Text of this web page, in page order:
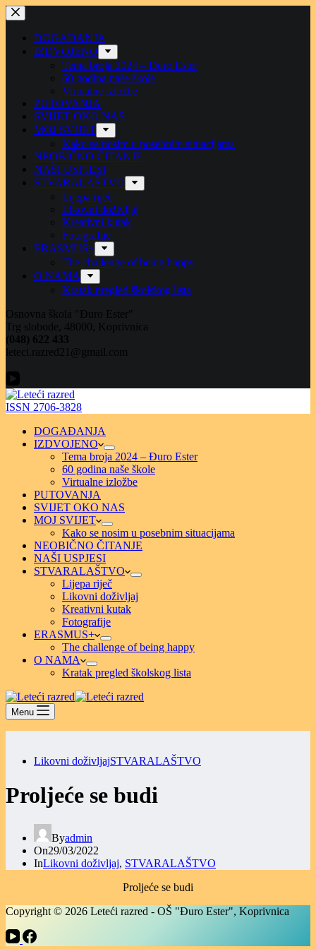
Preskoči
na
sadržajDOGAĐANJA
IZDVOJENO
Tema broja 2024 – Đuro Ester
60 godina naše škole
Virtualne izložbe
PUTOVANJA
SVIJET OKO NAS
MOJ SVIJET
Kako se nosim u posebnim situacijama
NEOBIČNO ČITANJE
NAŠI USPJESI
STVARALAŠTVO
Lijepa riječ
Likovni doživljaj
Kreativni kutak
Fotografije
ERASMUS+
The challenge of being happy
O NAMA
Kratak pregled školskog lista
Osnovna škola "Đuro Ester"
Trg slobode, 48000, Koprivnica
(048) 622 433
leteci.razred21@gmail.com
ISSN 2706-3828
DOGAĐANJA
IZDVOJENO
Tema broja 2024 – Đuro Ester
60 godina naše škole
Virtualne izložbe
PUTOVANJA
SVIJET OKO NAS
MOJ SVIJET
Kako se nosim u posebnim situacijama
NEOBIČNO ČITANJE
NAŠI USPJESI
STVARALAŠTVO
Lijepa riječ
Likovni doživljaj
Kreativni kutak
Fotografije
ERASMUS+
The challenge of being happy
O NAMA
Kratak pregled školskog lista
Menu
Likovni doživljajSTVARALAŠTVO
Proljeće se budi
Byadmin
On29/03/2022
InLikovni doživljaj, STVARALAŠTVO
Proljeće se budi
Copyright © 2026 Leteći razred - OŠ "Đuro Ester", Koprivnica